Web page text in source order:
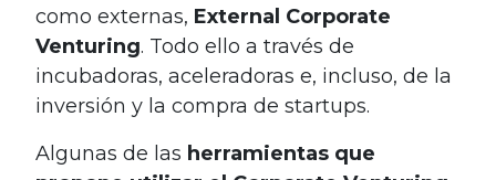
como externas, External Corporate
Venturing. Todo ello a través de
incubadoras, aceleradoras e, incluso, de la
inversión y la compra de startups.
Algunas de las herramientas que